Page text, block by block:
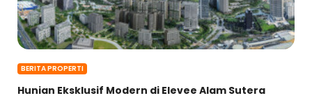
BERITA PROPERTI
Hunian Eksklusif Modern di Elevee Alam Sutera